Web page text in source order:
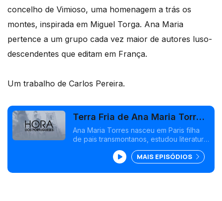
concelho de Vimioso, uma homenagem a trás os
montes, inspirada em Miguel Torga. Ana Maria
pertence a um grupo cada vez maior de autores luso-
descendentes que editam em França.
Um trabalho de Carlos Pereira.
Terra Fria de Ana Maria Torres
inspirada em Miguel Torga
Ana Maria Torres nasceu em Paris filha
de pais transmontanos, estudou literatura
autores portugueses para francês e
acaba de publicar Terra Fria um romance
em francês sobre a aldeia de São
MAIS EPISÓDIOS